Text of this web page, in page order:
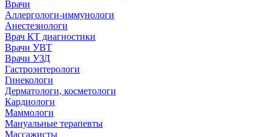
Врачи
Аллергологи-иммунологи
Анестезиологи
Врач КТ диагностики
Врачи УВТ
Врачи УЗД
Гастроэнтерологи
Гинекологи
Дерматологи, косметологи
Кардиологи
Маммологи
Мануальные терапевты
Массажисты